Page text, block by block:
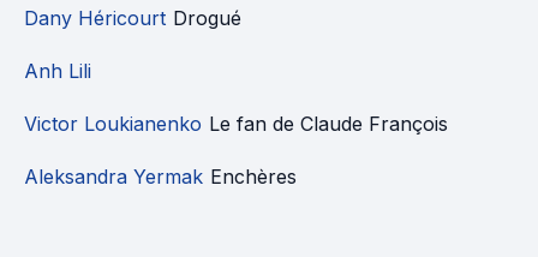
Dany Héricourt Drogué
Anh Lili
Victor Loukianenko Le fan de Claude François
Aleksandra Yermak Enchères